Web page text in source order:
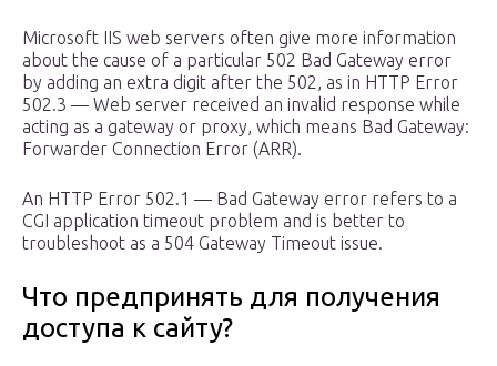
Microsoft IIS web servers often give more information
about the cause of a particular 502 Bad Gateway error
by adding an extra digit after the 502, as in HTTP Error
502.3 — Web server received an invalid response while
acting as a gateway or proxy, which means Bad Gateway:
Forwarder Connection Error (ARR).
An HTTP Error 502.1 — Bad Gateway error refers to a
CGI application timeout problem and is better to
troubleshoot as a 504 Gateway Timeout issue.
Что предпринять для получения
доступа к сайту?